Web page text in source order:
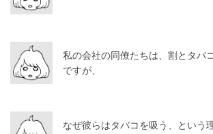
私の会社の同僚たちは、割とタバ
ですが、
なぜ彼らはタバコを吸う、という